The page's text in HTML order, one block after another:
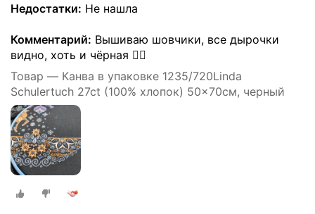
Недостатки: Не нашла
Комментарий: Вышиваю шовчики, все дырочки
видно, хоть и чёрная 👍🏻
Товар — Канва в упаковке 1235/720Linda
Schulertuch 27ct (100% хлопок) 50x70см, черный